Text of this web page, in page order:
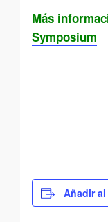
Más
Symposium
Añadir